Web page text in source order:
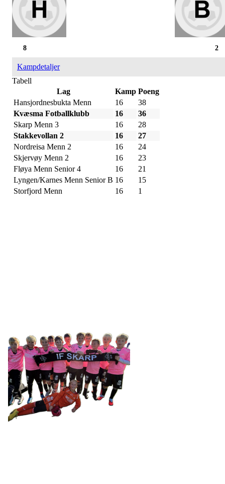
2
8
Kampdetaljer
Tabell
Lag
Kamp Poeng
Hansjordnesbukta Menn
16
38
Kvæsma Fotballklubb
16
36
Skarp Menn 3
16
28
Stakkevollan 2
16
27
Nordreisa Menn 2
16
24
Skjervøy Menn 2
16
23
Fløya Menn Senior 4
16
21
Lyngen/Karnes Menn Senior B 16
15
Storfjord Menn
16 1